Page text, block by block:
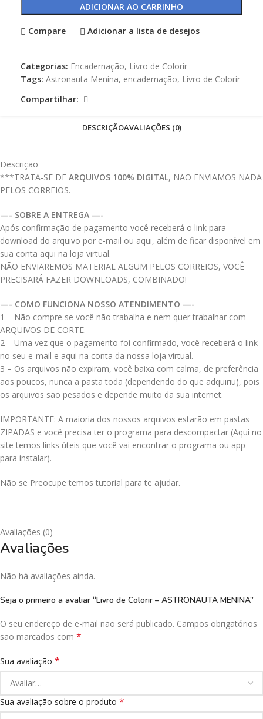
ADICIONAR AO CARRINHO
Compare Adicionar a lista de desejos
Categorias: Encadernação, Livro de Colorir
Tags: Astronauta Menina, encadernação, Livro de Colorir
Compartilhar:
DESCRIÇÃOAVALIAÇÕES (0)
Descrição
***TRATA-SE DE ARQUIVOS 100% DIGITAL, NÃO ENVIAMOS NADA
PELOS CORREIOS.
—- SOBRE A ENTREGA —-
Após confirmação de pagamento você receberá o link para
download do arquivo por e-mail ou aqui, além de ficar disponível em
sua conta aqui na loja virtual.
NÃO ENVIAREMOS MATERIAL ALGUM PELOS CORREIOS, VOCÊ
PRECISARÁ FAZER DOWNLOADS, COMBINADO!
—- COMO FUNCIONA NOSSO ATENDIMENTO —-
1 – Não compre se você não trabalha e nem quer trabalhar com
ARQUIVOS DE CORTE.
2 – Uma vez que o pagamento foi confirmado, você receberá o link
no seu e-mail e aqui na conta da nossa loja virtual.
3 – Os arquivos não expiram, você baixa com calma, de preferência
aos poucos, nunca a pasta toda (dependendo do que adquiriu), pois
os arquivos são pesados e depende muito da sua internet.
IMPORTANTE: A maioria dos nossos arquivos estarão em pastas
ZIPADAS e você precisa ter o programa para descompactar (Aqui no
site temos links úteis que você vai encontrar o programa ou app
para instalar).
Não se Preocupe temos tutorial para te ajudar.
Avaliações (0)
Avaliações
Não há avaliações ainda.
Seja o primeiro a avaliar “Livro de Colorir – ASTRONAUTA MENINA”
O seu endereço de e-mail não será publicado. Campos obrigatórios
são marcados com *
Sua avaliação *
Sua avaliação sobre o produto *